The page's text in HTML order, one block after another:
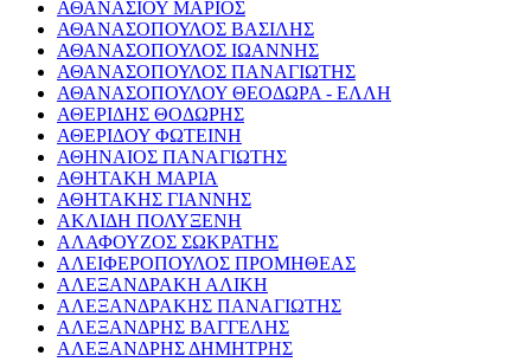
ΑΘΑΝΑΣΙΟΥ ΜΑΡΙΟΣ
ΑΘΑΝΑΣΟΠΟΥΛΟΣ ΒΑΣΙΛΗΣ
ΑΘΑΝΑΣΟΠΟΥΛΟΣ ΙΩΑΝΝΗΣ
ΑΘΑΝΑΣΟΠΟΥΛΟΣ ΠΑΝΑΓΙΩΤΗΣ
ΑΘΑΝΑΣΟΠΟΥΛΟΥ ΘΕΟΔΩΡΑ - ΕΛΛΗ
ΑΘΕΡΙΔΗΣ ΘΟΔΩΡΗΣ
ΑΘΕΡΙΔΟΥ ΦΩΤΕΙΝΗ
ΑΘΗΝΑΙΟΣ ΠΑΝΑΓΙΩΤΗΣ
ΑΘΗΤΑΚΗ ΜΑΡΙΑ
ΑΘΗΤΑΚΗΣ ΓΙΑΝΝΗΣ
ΑΚΛΙΔΗ ΠΟΛΥΞΕΝΗ
ΑΛΑΦΟΥΖΟΣ ΣΩΚΡΑΤΗΣ
ΑΛΕΙΦΕΡΟΠΟΥΛΟΣ ΠΡΟΜΗΘΕΑΣ
ΑΛΕΞΑΝΔΡΑΚΗ ΑΛΙΚΗ
ΑΛΕΞΑΝΔΡΑΚΗΣ ΠΑΝΑΓΙΩΤΗΣ
ΑΛΕΞΑΝΔΡΗΣ ΒΑΓΓΕΛΗΣ
ΑΛΕΞΑΝΔΡΗΣ ΔΗΜΗΤΡΗΣ